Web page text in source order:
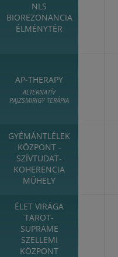
NLS
BIOREZONANCIA
ÉLMÉNYTÉR
AP-THERAPY
ALTERNATÍV
PAJZSMIRIGY TERÁPIA
GYÉMÁNTLÉLEK
KÖZPONT -
SZÍVTUDAT-
KOHERENCIA
MŰHELY
ÉLET VIRÁGA
TAROT-
SUPRAME
SZELLEMI
KÖZPONT